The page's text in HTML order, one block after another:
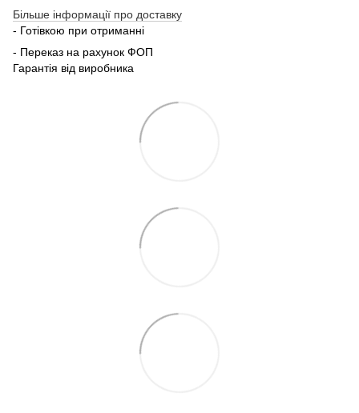
Більше інформації про доставку
- Готівкою при отриманні
- Переказ на рахунок ФОП
Гарантія від виробника